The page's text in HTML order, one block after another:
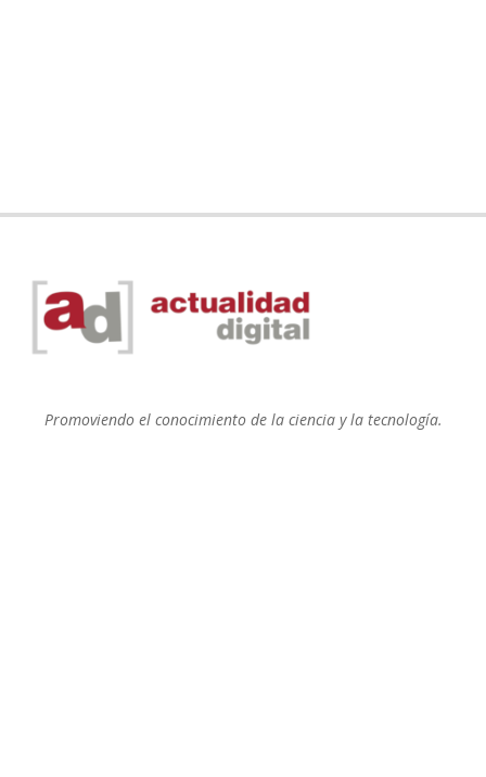
Promoviendo el conocimiento de la ciencia y la tecnología.